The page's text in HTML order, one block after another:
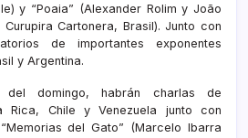
y “Poaia” (Alexander Rolim y João
Cartonera, Brasil). Junto con
de importantes exponentes
y Argentina.
del domingo, habrán charlas de
Rica, Chile y Venezuela junto con
del Gato” (Marcelo Ibarra